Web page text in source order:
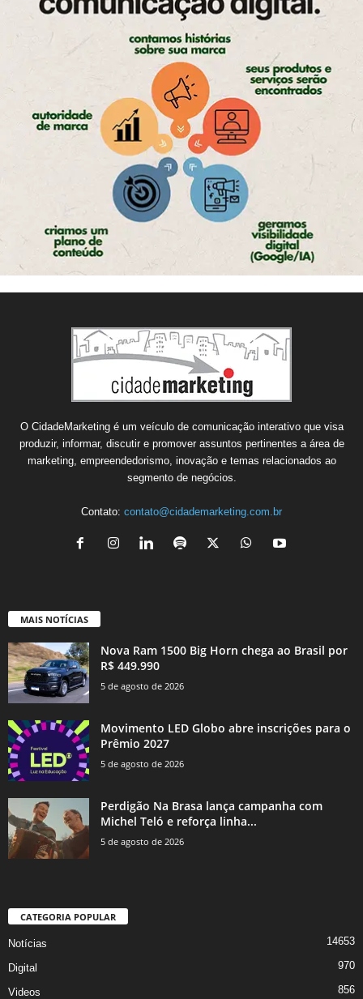
O CidadeMarketing é um veículo de comunicação interativo que visa
produzir, informar, discutir e promover assuntos pertinentes a área de
marketing, empreendedorismo, inovação e temas relacionados ao
segmento de negócios.
Contato: contato@cidademarketing.com.br
MAIS NOTÍCIAS
Nova Ram 1500 Big Horn chega ao Brasil por
R$ 449.990
5 de agosto de 2026
Movimento LED Globo abre inscrições para o
Prêmio 2027
5 de agosto de 2026
Perdigão Na Brasa lança campanha com
Michel Teló e reforça linha...
5 de agosto de 2026
CATEGORIA POPULAR
Notícias 14653
Digital 970
Videos 856